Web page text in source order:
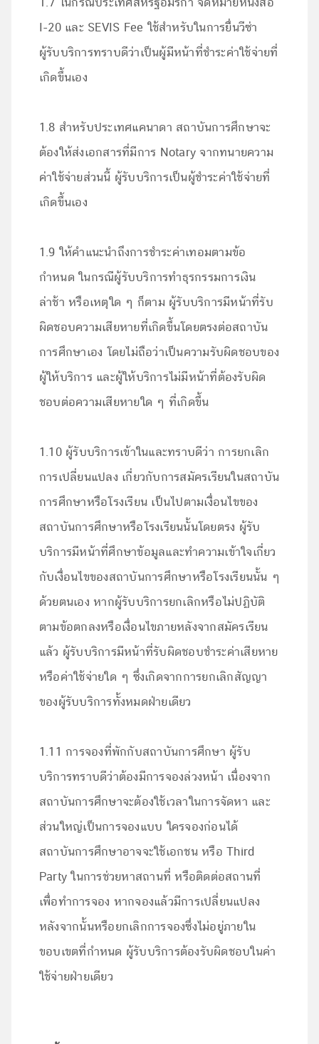
1.7 ในกรณีประเทศสหรัฐอมริกา จดหมายหนังสือ
I-20 และ SEVIS Fee ใช้สำหรับในการยื่นวีซ่า
ผู้รับบริการทราบดีว่าเป็นผู้มีหน้าที่ชำระค่าใช้จ่ายที่
เกิดขึ้นเอง
1.8 สำหรับประเทศแคนาดา สถาบันการศึกษาจะ
ต้องให้ส่งเอกสารที่มีการ Notary จากทนายความ
ค่าใช้จ่ายส่วนนี้ ผู้รับบริการเป็นผู้ชำระค่าใช้จ่ายที่
เกิดขึ้นเอง
1.9 ให้คำแนะนำถึงการชำระค่าเทอมตามข้อ
กำหนด ในกรณีผู้รับบริการทำธุรกรรมการเงิน
ล่าช้า หรือเหตุใด ๆ ก็ตาม ผู้รับบริการมีหน้าที่รับ
ผิดชอบความเสียหายที่เกิดขึ้นโดยตรงต่อสถาบัน
การศึกษาเอง โดยไม่ถือว่าเป็นความรับผิดชอบของ
ผู้ให้บริการ และผู้ให้บริการไม่มีหน้าที่ต้องรับผิด
ชอบต่อความเสียหายใด ๆ ที่เกิดขึ้น
1.10 ผู้รับบริการเข้าในและทราบดีว่า การยกเลิก
การเปลี่ยนแปลง เกี่ยวกับการสมัครเรียนในสถาบัน
การศึกษาหรือโรงเรียน เป็นไปตามเงื่อนไขของ
สถาบันการศึกษาหรือโรงเรียนนั้นโดยตรง ผู้รับ
บริการมีหน้าที่ศึกษาข้อมูลและทำความเข้าใจเกี่ยว
กับเงื่อนไขของสถาบันการศึกษาหรือโรงเรียนนั้น ๆ
ด้วยตนเอง หากผู้รับบริการยกเลิกหรือไม่ปฏิบัติ
ตามข้อตกลงหรือเงื่อนไขภายหลังจากสมัครเรียน
แล้ว ผู้รับบริการมีหน้าที่รับผิดชอบชำระค่าเสียหาย
หรือค่าใช้จ่ายใด ๆ ซึ่งเกิดจากการยกเลิกสัญญา
ของผู้รับบริการทั้งหมดฝ่ายเดียว
1.11 การจองที่พักกับสถาบันการศึกษา ผู้รับ
บริการทราบดีว่าต้องมีการจองล่วงหน้า เนื่องจาก
สถาบันการศึกษาจะต้องใช้เวลาในการจัดหา และ
ส่วนใหญ่เป็นการจองแบบ ใครจองก่อนได้
สถาบันการศึกษาอาจจะใช้เอกชน หรือ Third
Party ในการช่วยหาสถานที่ หรือติดต่อสถานที่
เพื่อทำการจอง หากจองแล้วมีการเปลี่ยนแปลง
หลังจากนั้นหรือยกเลิกการจองซึ่งไม่อยู่ภายใน
ขอบเขตที่กำหนด ผู้รับบริการต้องรับผิดชอบในค่า
ใช้จ่ายฝ่ายเดียว